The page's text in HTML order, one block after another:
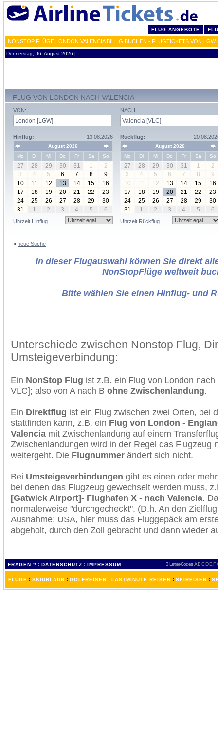
FLUG ANGEBOTE
NONSTOP FLÜGE LONDON VALENCIA BILLIG BUCHEN - FLUGTICKETS VON LGW
Donnerstag, 06. August 2026 ¦
FLUG VON LONDON NACH VALENCIA
VON:
Hinflug: 13.08.2026
August 2026
Mo
Di Mi Do Fr Sa So
27 28 29 30 31 1
2
3
4 5 6 7 8
9
10
11 12 13 14 15
16
17
18 19 20 21 22
23
24
25 26 27 28 29
30
31
1 2 3 4 5 6
Uhrzeit Hinflug
NACH:
Rückflug:
August 2026
Mo
Di Mi Do Fr Sa So
27 28 29 30 31 1
2
3
4 5 6 7 8
9
10
11 12 13 14 15
16
17
18 19 20 21 22
23
24
25 26 27 28 29
30
31
1 2 3 4 5 6
Uhrzeit Rückflug
» neue Suche
In dieser Flugauswahl können Sie direkt
NonStopFlüge weltweit
Bitte wählen Sie einen Hinflug- und
Unterschiede zwischen Nonstop Flug,
Umsteigeverbindung:
Ein NonStop Flug ist z.B. ein Flug von London
VLC]; also von A nach B ohne Zwischenlandung.
Ein Direktflug ist ein Flug zwischen zwei Orten, bei
stattfinden kann, z.B. ein Flug von London -
Valencia mit Zwischenlandung auf einem
Zwischenlandungen wird in der Regel das Flugzeug
weitergeht. Die Flugnummer ändert sich nicht.
Bei Umsteigeverbindungen gibt es einen oder
bei denen das Flugzeug gewechselt werden muss,
[Gatwick Airport]- Flughafen X - nach Valencia.
normalerweise "durchgecheckt". (D.h. An den
Ausnahme: USA, hier muss das Fluggepäck am
abgeholt, durch den Zoll gebracht und dann wieder
FRAGEN ? : DATENSCHUTZ : IMPRESSUM 3 Letter-Codes ABCDEF
FLÜGE : SKIURLAUB : GOLFREISEN : LASTMINUTE REISEN : SKIREISEN :